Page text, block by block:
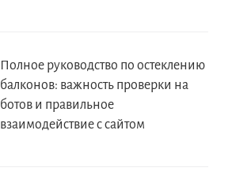
Полное руководство по остеклению
балконов: важность проверки на
ботов и правильное
взаимодействие с сайтом